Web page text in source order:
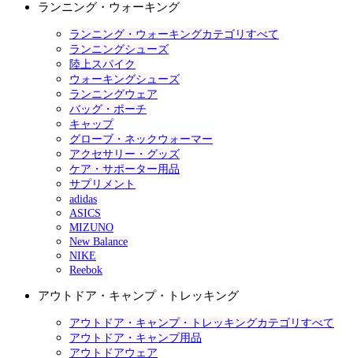
ランニング・ウォーキング
ランニング・ウォーキングカテゴリすべて
ランニングシューズ
陸上スパイク
ウォーキングシューズ
ランニングウェア
バッグ・ポーチ
キャップ
グローブ・ネックウォーマー
アクセサリー・グッズ
ケア・サポーター用品
サプリメント
adidas
ASICS
MIZUNO
New Balance
NIKE
Reebok
アウトドア・キャンプ・トレッキング
アウトドア・キャンプ・トレッキングカテゴリすべて
アウトドア・キャンプ用品
アウトドアウェア